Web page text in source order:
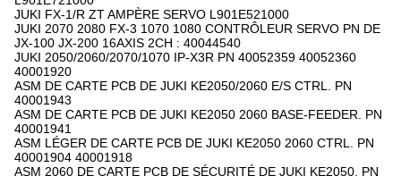
JUKI FX-1/R ZT AMPÈRE SERVO L901E521000
JUKI 2070 2080 FX-3 1070 1080 CONTRÔLEUR SERVO PN DE
JX-100 JX-200 16AXIS 2CH : 40044540
JUKI 2050/2060/2070/1070 IP-X3R PN 40052359 40052360
40001920
ASM DE CARTE PCB DE JUKI KE2050/2060 E/S CTRL. PN
40001943
ASM DE CARTE PCB DE JUKI KE2050 2060 BASE-FEEDER. PN
40001941
ASM LÉGER DE CARTE PCB DE JUKI KE2050 2060 CTRL. PN
40001904 40001918
ASM 2060 DE CARTE PCB DE SÉCURITÉ DE JUKI KE2050. PN